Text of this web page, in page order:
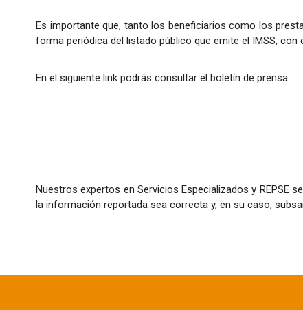
Es importante que, tanto los beneficiarios como los
forma periódica del listado público que emite el IMSS,
En el siguiente link podrás consultar el boletín de prensa:
Nuestros expertos en Servicios Especializados y REPSE
la información reportada sea correcta y, en su caso,